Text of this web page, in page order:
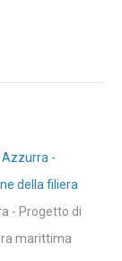
Azzurra -
della filiera
- Progetto di
marittima